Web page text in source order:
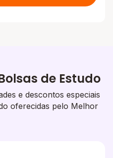
de Estudo
e descontos especiais
oferecidas pelo Melhor